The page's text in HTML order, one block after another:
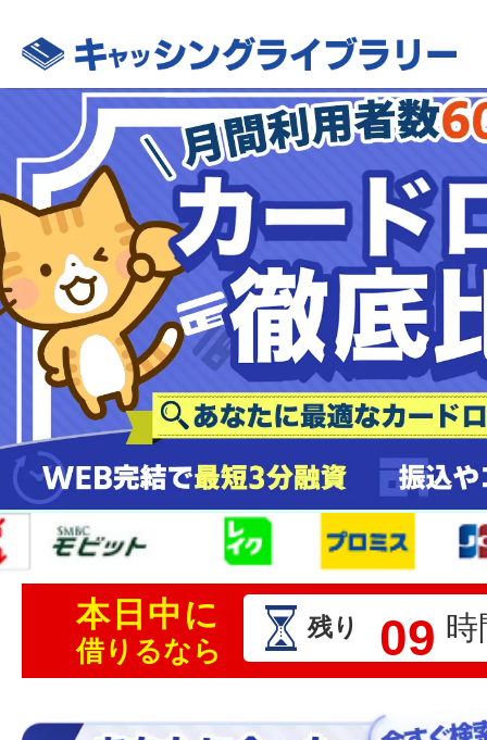
本日中に
借りるなら
残り 09 時